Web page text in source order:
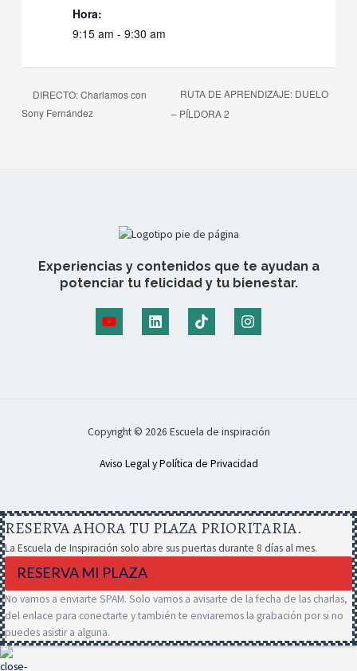
Hora:
9:15 am - 9:30 am
DIRECTO: Charlamos con
Sony Fernández
RUTA DE APRENDIZAJE: DUELO
– PÍLDORA 2
Experiencias y contenidos que te ayudan a
potenciar tu felicidad y tu bienestar.
Copyright © 2026 Escuela de inspiración
Aviso Legal y Política de Privacidad
RESERVA AHORA TU PLAZA PRIORITARIA.
La Escuela de Inspiración solo abre sus puertas durante 8 días al mes.
RESERVA MI PLAZA
No vamos a enviarte SPAM. Solo vamos a avisarte de la fecha de las charlas,
del enlace para conectarte y también te enviaremos la grabación por si no
puedes asistir a alguna.